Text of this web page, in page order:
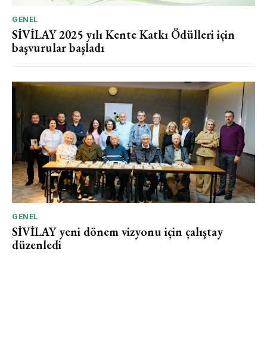
GENEL
SİVİLAY 2025 yılı Kente Katkı Ödülleri için
başvurular başladı
GENEL
SİVİLAY yeni dönem vizyonu için çalıştay
düzenledi